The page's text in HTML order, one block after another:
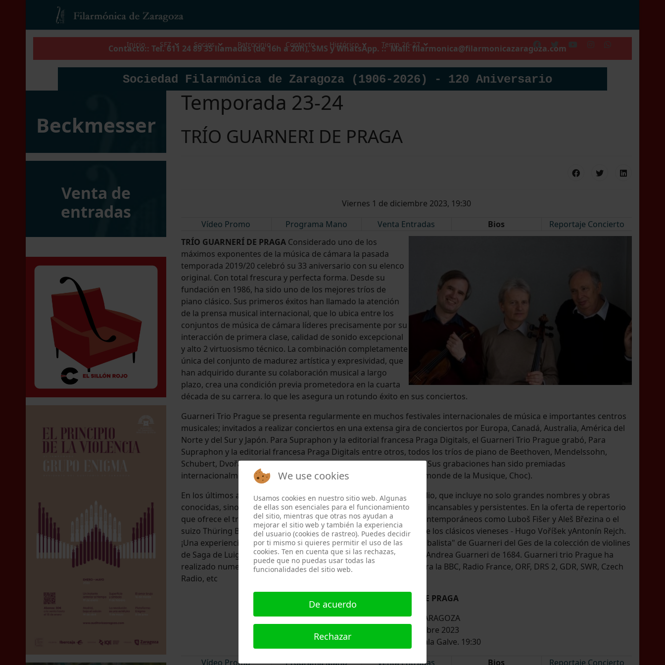
Inicio SFZ Socios Patrocinio Contacto Histórico Temp 26-27
Contacto:: Tel. 611 24 89 35 llamadas (de 16h a 20h), SMS y WhatsApp. :: Mail:filarmonica@filarmonicazaragoza.com
Sociedad Filarmónica de Zaragoza (1906-2026) - 120 Aniversario
Beckmesser
Venta de
entradas
Temporada 23-24
TRÍO GUARNERI DE PRAGA
Viernes 1 de diciembre 2023, 19:30
Vídeo Promo
Programa Mano Venta Entradas Bios
Reportaje Concierto
TRÍO GUARNERÍ DE PRAGAConsiderado uno de los
máximos exponentes de la música de cámara la pasada
temporada 2019/20 celebró su 33 aniversario con su elenco
original. Con total frescura y perfecta forma. Desde su
fundación en 1986, ha sido uno de los mejores tríos de
piano clásico. Sus primeros éxitos han llamado la atención
de la prensa musical internacional, que lo ubica entre los
conjuntos de música de cámara líderes precisamente por su
interacción de primera clase, calidad de sonido excepcional
y alto 2 virtuosismo técnico. La combinación completamente
única del conjunto de madurez artística y expresividad, que
han adquirido durante su colaboración musical a largo
plazo, crea una condición previa prometedora en la cuarta
década de su carrera. lo que les asegura un rotundo éxito en sus conciertos.
Guarneri Trio Prague se presenta regularmente en muchos festivales internacionales de música e importantes centros
musicales; invitados a realizar conciertos en una extensa gira de conciertos por Europa, Canadá, Australia, América del
Norte y del Sur y Japón. Para Supraphon y la editorial francesa Praga Digitals, el Guarneri Trio Prague grabó, Para
Supraphon y la editorial francesa Praga Digitals entre otros, todos los tríos de piano de Beethoven, Mendelssohn,
Schubert, Dvořák, Shostakovich, Brahms, Suk, Mozart y Smetana. Sus grabaciones han sido premiadas
internacionalmente en numerosas ocasiones (Diapason d 'Or, Le monde de la Musique, Choc).
En los últimos años, el conjunto ha construido un repertorio amplio, que incluye no solo grandes nombres y obras
conocidas, sino también un testimonio de esfuerzos innovadores incansables y persistentes. En la oferta de repertorio
que ofrece el trío Guarneri Praga, podemos encontrar autores contemporáneos como Luboš Fišer y Aleš Březina o el
suizo Thüring Bräm, así como compositores checos de la época de los clásicos vieneses - Hugo Voříšek yAntonín Rejch.
¡Una experiencia musical absoluta! Čeněk Pavlík toca el violín "zimbalista" de Guarneri del Ges de la colección de violines
de Saga de Luigi Tarisia. Marek Jerie toca violonchelo del taller de Andrea Guarneri de 1684. Guarneri trio Prague ha
realizado numerosas grabaciones y grabacionesde conciertos para la BBC, Radio France, ORF, DRS 2, GDR, SWR, Czech
Radio, etc
TRÍO GUARNERI DE PRAGA
FILARMÓNICA DE ZARAGOZA
Viernes 1 de diciembre 2023
Auditorio de Zaragoza. Sala Galve. 19:30
Vídeo Promo
Programa Mano Venta Entradas Bios Reportaje Concierto
We use cookies
Usamos cookies en nuestro sitio web. Algunas
de ellas son esenciales para el funcionamiento
del sitio, mientras que otras nos ayudan a
mejorar el sitio web y también la experiencia
del usuario (cookies de rastreo). Puedes decidir
por ti mismo si quieres permitir el uso de las
cookies. Ten en cuenta que si las rechazas,
puede que no puedas usar todas las
funcionalidades del sitio web.
De acuerdo
Rechazar